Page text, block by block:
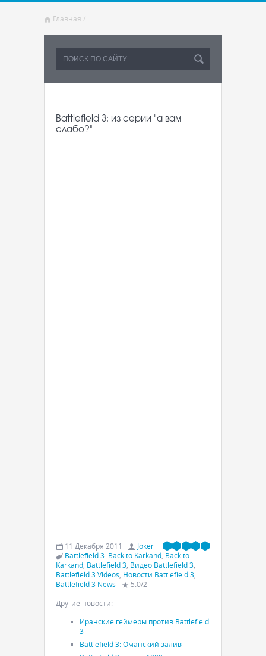
Главная /
Battlefield 3: из серии "а вам
слабо?"
11 Декабря 2011
Joker
Battlefield 3: Back to Karkand Back to
Karkand Battlefield 3 Видео Battlefield 3
Battlefield 3 Videos Новости Battlefield 3
Battlefield 3 News
5.0/2
Другие новости:
Иранские геймеры против Battlefield
3
Battlefield 3: Оманский залив